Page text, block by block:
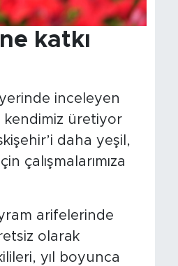
katkı
inceleyen
kendimiz üretiyor
daha yeşil,
çalışmalarımıza
arifelerinde
olarak
yıl boyunca